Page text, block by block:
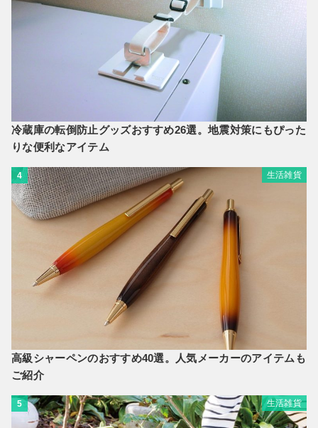
冷蔵庫の転倒防止グッズおすすめ26選。地震対策にもぴった
りな便利なアイテム
4 生活雑貨
高級シャーペンのおすすめ40選。人気メーカーのアイテムも
ご紹介
5 生活雑貨